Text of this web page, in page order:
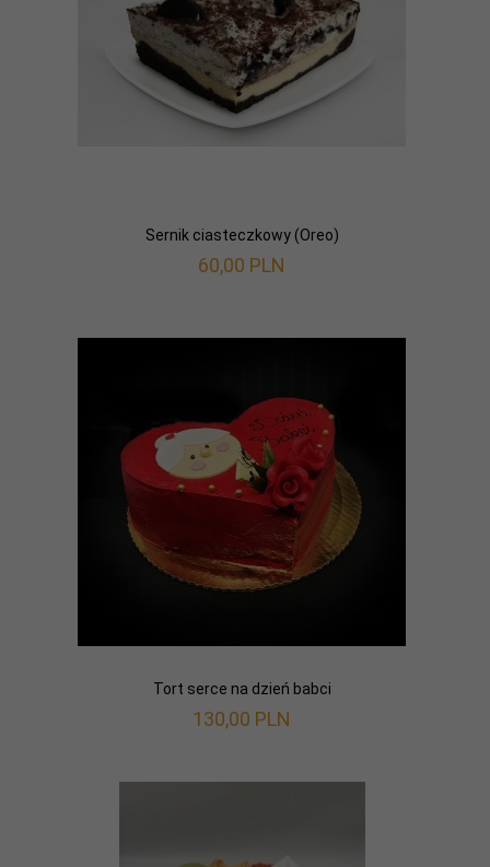
Sernik ciasteczkowy (Oreo)
60,00 PLN
Tort serce na dzień babci
130,00 PLN